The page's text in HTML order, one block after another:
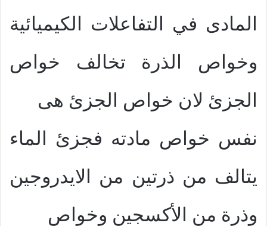
المادى في التفاعلات الكيميائية
وخواص الذرة تخالف خواص
الجزئ لان خواص الجزئ هى
نفس خواص مادته فجزئ الماء
يتالف من ذرتين من الايدروجين
وذرة من الأكسجين وخواص